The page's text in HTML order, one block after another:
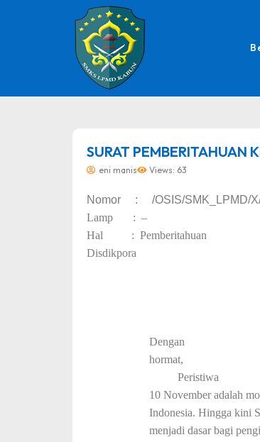
SURAT PEMBERITAHUAN
eni manis Views: 63
Nomor : /OSIS/SMK _LPMD/
Lamp : –
Hal :
Disdikpora
Dengan
hormat,
Peristiwa
10 November adalah
Indonesia. Hingga kini
menjadi dasar bagi